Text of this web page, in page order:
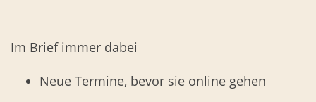
Im Brief immer dabei
Neue Termine, bevor sie online gehen